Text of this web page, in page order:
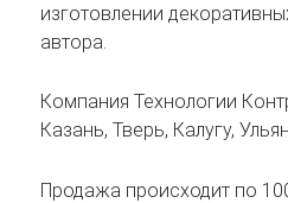
изготовлении
автора.
Компания Технологии
Казань, Тверь, Калугу,
Продажа происходит по